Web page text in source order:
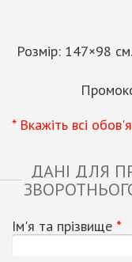
Розмір: 147×98
* Вкажіть всі
ДАНІ ДЛЯ
Ім'я та прізвище *